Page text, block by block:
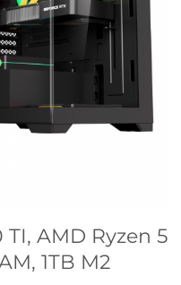
TI, AMD Ryzen 5
1TB M2